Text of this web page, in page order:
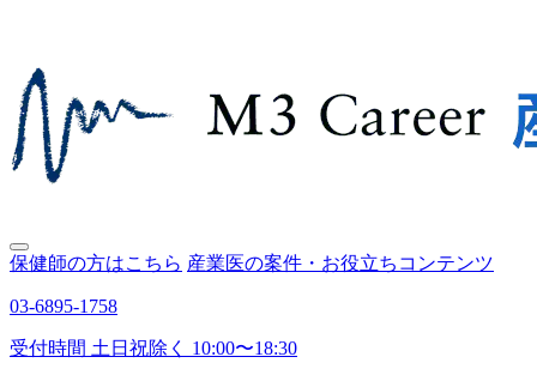
保健師の方はこちら 産業医の案件・お役立ちコンテンツ
03-6895-1758
受付時間 土日祝除く 10:00〜18:30